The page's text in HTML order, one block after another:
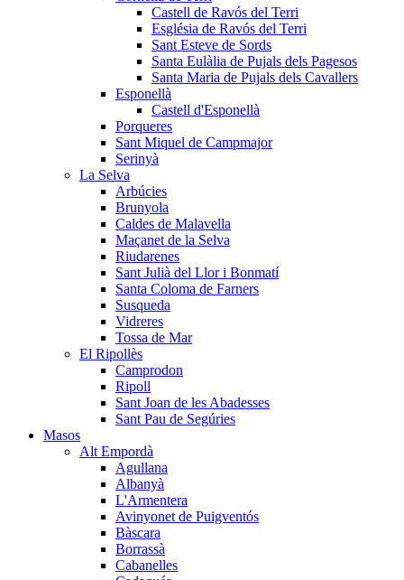
Castell de Ravós del Terri
Església de Ravós del Terri
Sant Esteve de Sords
Santa Eulàlia de Pujals dels Pagesos
Santa Maria de Pujals dels Cavallers
Esponellà
Castell d'Esponellà
Porqueres
Sant Miquel de Campmajor
Serinyà
La Selva
Arbúcies
Brunyola
Caldes de Malavella
Maçanet de la Selva
Riudarenes
Sant Julià del Llor i Bonmatí
Santa Coloma de Farners
Susqueda
Vidreres
Tossa de Mar
El Ripollès
Camprodon
Ripoll
Sant Joan de les Abadesses
Sant Pau de Segúries
Masos
Alt Empordà
Agullana
Albanyà
L'Armentera
Avinyonet de Puigventós
Bàscara
Borrassà
Cabanelles